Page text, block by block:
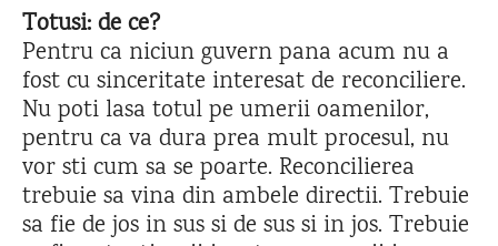
Totusi: de ce?
Pentru ca niciun guvern pana acum nu a
fost cu sinceritate interesat de reconciliere.
Nu poti lasa totul pe umerii oamenilor,
pentru ca va dura prea mult procesul, nu
vor sti cum sa se poarte. Reconcilierea
trebuie sa vina din ambele directii. Trebuie
sa fie de jos in sus si de sus si in jos. Trebuie